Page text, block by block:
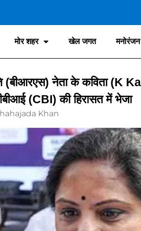
मोर शहर खेल जगत मनोरंजन
(बीआरएस) नेता के कविता (K
(CBI) की हिरासत में भेजा
Khan